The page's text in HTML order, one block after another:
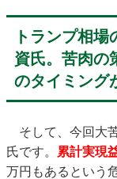
トランプ相
資氏。苦肉の
のタイミング
そして、今回大
氏です。
累計実現
万円もあるという